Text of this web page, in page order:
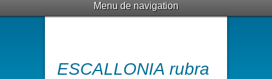
Menu de navigation
ESCALLONIA rubra